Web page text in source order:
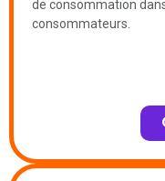
de consommation
consommateurs.